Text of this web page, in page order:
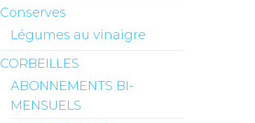
Conserves
Légumes au vinaigre
CORBEILLES
ABONNEMENTS BI-
MENSUELS